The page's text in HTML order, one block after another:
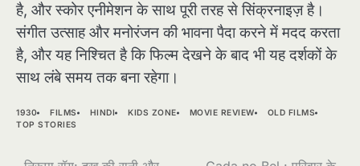
है, और स्कोर एनीमेशन के साथ पूरी तरह से सिंक्रनाइज़ है।
संगीत उत्साह और मनोरंजन की भावना पैदा करने में मदद करता
है, और यह निश्चित है कि फिल्म देखने के बाद भी यह दर्शकों के
साथ लंबे समय तक बना रहेगा।
1930 FILMS HINDI KIDS ZONE MOVIE REVIEW
OLD FILMS
TOP STORIES